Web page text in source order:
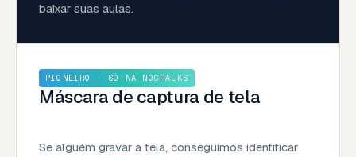
baixar suas aulas.
PIONEIRO · SÓ NA NOCHALKS
Máscara de captura de tela
Se alguém gravar a tela, conseguimos identificar